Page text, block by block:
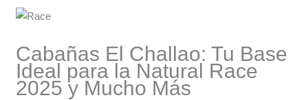
Cabañas El Challao: Tu Base
Ideal para la Natural Race
2025 y Mucho Más